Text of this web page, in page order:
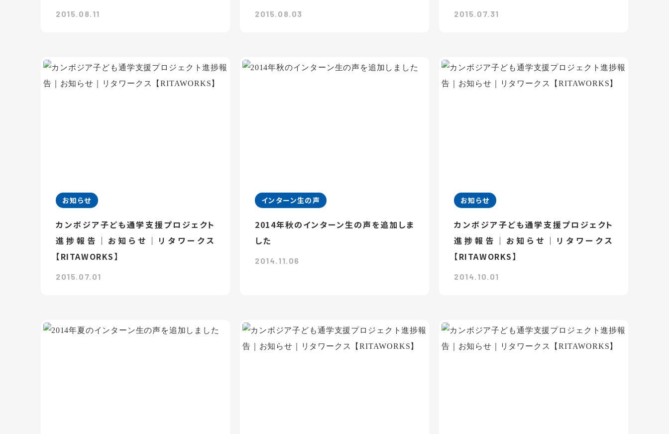
2015.08.11 2015.08.03 2015.07.31
お知らせ
カンボジア子ども通学支援プロジェクト
進捗報告｜お知らせ｜リタワークス
【RITAWORKS】
2015.07.01
インターン生の声
2014年秋のインターン生の声を追加しま
した
2014.11.06
お知らせ
カンボジア子ども通学支援プロジェクト
進捗報告｜お知らせ｜リタワークス
【RITAWORKS】
2014.10.01